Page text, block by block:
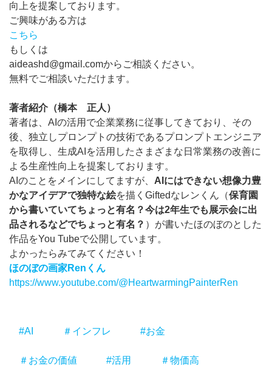
向上を提案しております。
ご興味がある方は
こちら
もしくは
aideashd@gmail.comからご相談ください。
無料でご相談いただけます。
著者紹介（橋本 正人）
著者は、AIの活用で企業業務に従事してきており、その
後、独立しプロンプトの技術であるプロンプトエンジニア
を取得し、生成AIを活用したさまざまな日常業務の改善に
よる生産性向上を提案しております。
AIのことをメインにしてますが、 AIにはできない想像力豊
かなアイデアで独特な絵を描くGiftedなレンくん（保育園
から書いていてちょっと有名？今は2年生でも展示会に出
品されるなどでちょっと有名？ ）が書いたほのぼのとした
作品をYou Tubeで公開しています。
よかったらみてみてください！
ほのぼの画家Renくん
https://www.youtube.com/@HeartwarmingPainterRen
#AI ＃インフレ #お金
＃お金の価値 #活用 ＃物価高